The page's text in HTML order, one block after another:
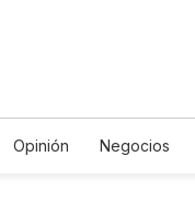
Opinión
Negocios